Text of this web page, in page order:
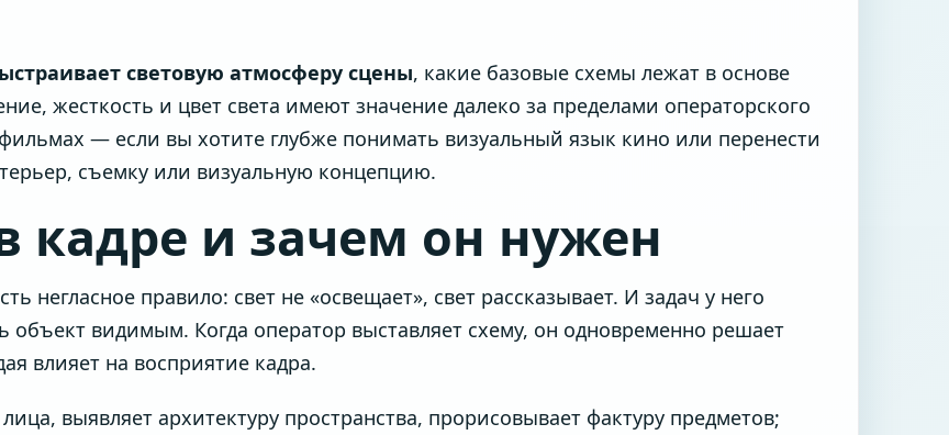
световую атмосферу сцены, какие базовые схемы лежат в основе
жесткость и цвет света имеют значение далеко за пределами операторского
— если вы хотите глубже понимать визуальный язык кино или перенести
съемку или визуальную концепцию.
кадре и зачем он нужен
негласное правило: свет не «освещает», свет рассказывает. И задач у него
объект видимым. Когда оператор выставляет схему, он одновременно решает
влияет на восприятие кадра.
выявляет архитектуру пространства, прорисовывает фактуру предметов;